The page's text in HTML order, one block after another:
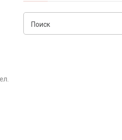
Поиск